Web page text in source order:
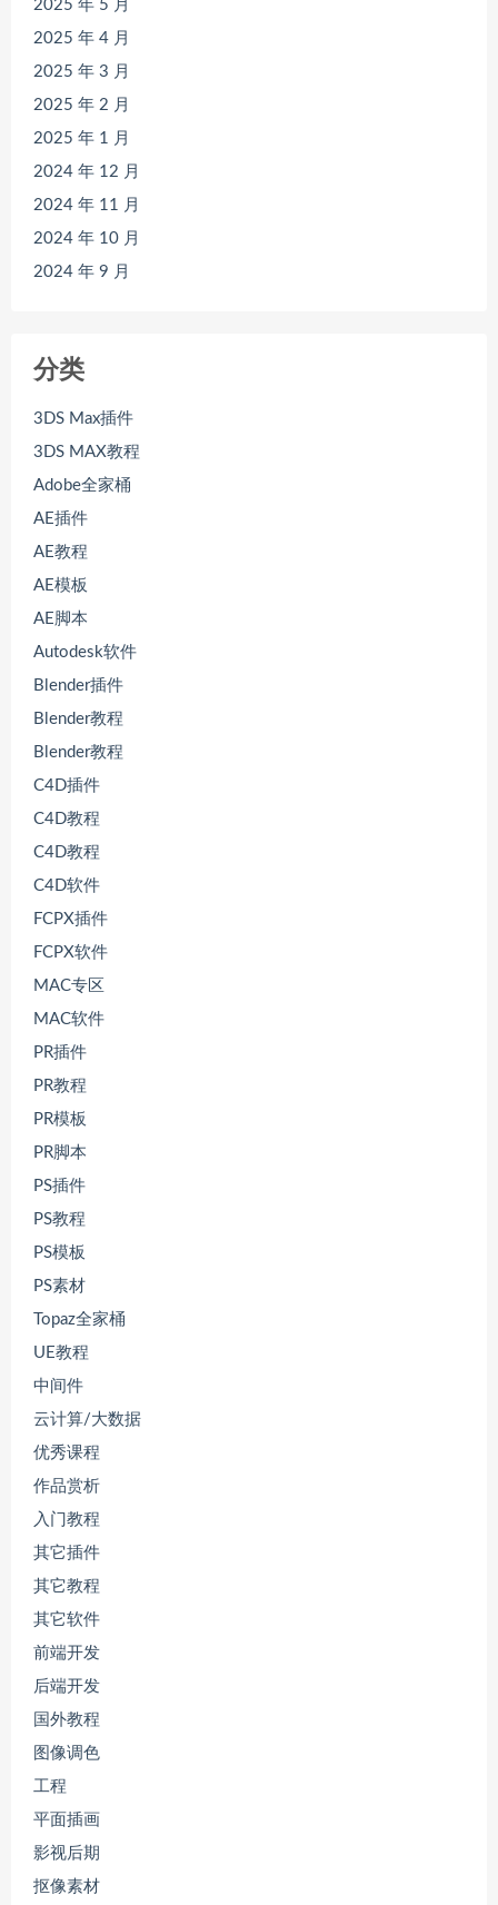
2025 年 5 月
2025 年 4 月
2025 年 3 月
2025 年 2 月
2025 年 1 月
2024 年 12 月
2024 年 11 月
2024 年 10 月
2024 年 9 月
分类
3DS Max插件
3DS MAX教程
Adobe全家桶
AE插件
AE教程
AE模板
AE脚本
Autodesk软件
Blender插件
Blender教程
Blender教程
C4D插件
C4D教程
C4D教程
C4D软件
FCPX插件
FCPX软件
MAC专区
MAC软件
PR插件
PR教程
PR模板
PR脚本
PS插件
PS教程
PS模板
PS素材
Topaz全家桶
UE教程
中间件
云计算/大数据
优秀课程
作品赏析
入门教程
其它插件
其它教程
其它软件
前端开发
后端开发
国外教程
图像调色
工程
平面插画
影视后期
抠像素材